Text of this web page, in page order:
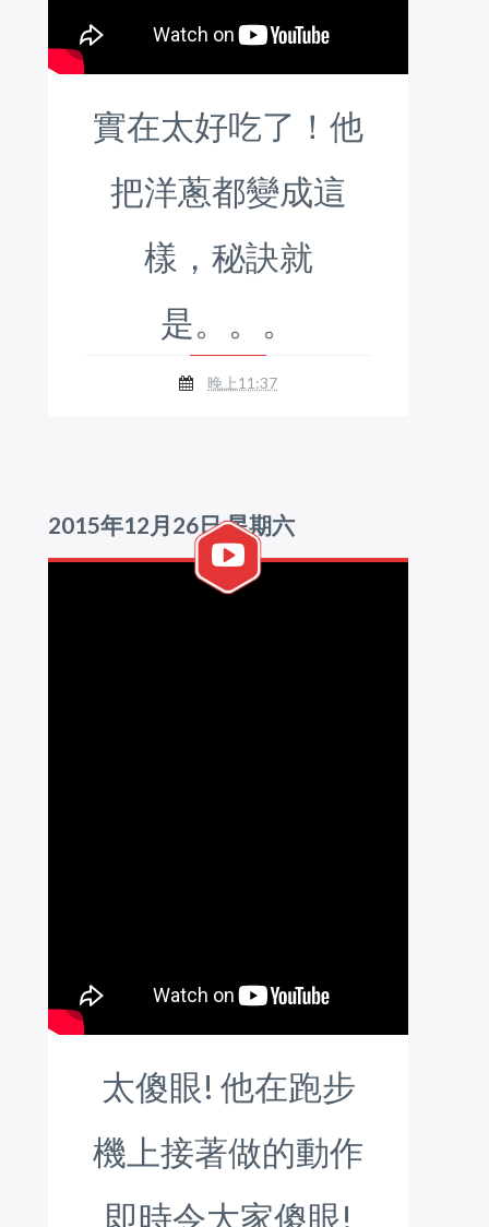
實在太好吃了！他
把洋蔥都變成這
樣，秘訣就
是。。。
晚上11:37
2015年12月26日 星期六
太傻眼! 他在跑步
機上接著做的動作
即時令大家傻眼!